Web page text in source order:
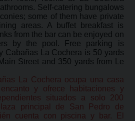
Self-catering bungalows
some of them have private
areas. A buffet breakfast is
from the bar can be enjoyed on
by the pool. Free parking is
Cabañas La Cochera is 50 yards
Street and 350 yards from Le
La Cochera ocupa una casa
y ofrece habitaciones y
situados a solo 200
principal de San Pedro de
cuenta con piscina y bar. El